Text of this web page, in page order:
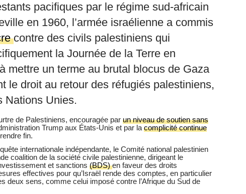
pacifiques par le régime sud-africain
en 1960, l’armée israélienne a commis
contre des civils palestiniens qui
la Journée de la Terre en
mettre un terme au brutal blocus de Gaza
le droit au retour des réfugiés palestiniens,
Nations Unies.
de Palestiniens, encouragée par un niveau de soutien sans
Trump aux États-Unis et par la complicité continue
fin.
internationale indépendante, le Comité national palestinien
coalition de la société civile palestinienne, dirigeant le
et sanctions (BDS)en faveur des droits
effectives pour qu’Israël rende des comptes, en particulier
deux sens, comme celui imposé contre l’Afrique du Sud de